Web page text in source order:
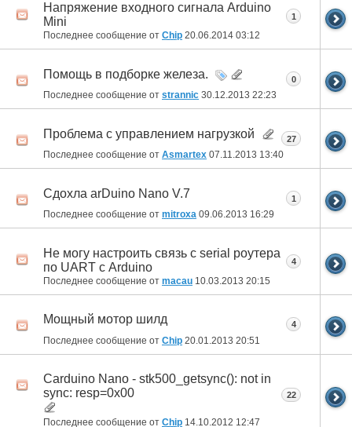
Напряжение входного сигнала Arduino
Mini
Последнее сообщение от Chip 20.06.2014 03:12
1
Помощь в подборке железа.
Последнее сообщение от strannic 30.12.2013 22:23
0
Проблема с управлением нагрузкой
Последнее сообщение от Asmartex 07.11.2013 13:40
27
Сдохла arDuino Nano V.7
Последнее сообщение от mitroxa 09.06.2013 16:29
1
Не могу настроить связь с serial роутера
по UART с Arduino
Последнее сообщение от macau 10.03.2013 20:15
4
Мощный мотор шилд
Последнее сообщение от Chip 20.01.2013 20:51
4
Carduino Nano - stk500_getsync(): not in
sync: resp=0x00
Последнее сообщение от Chip 14.10.2012 12:47
22